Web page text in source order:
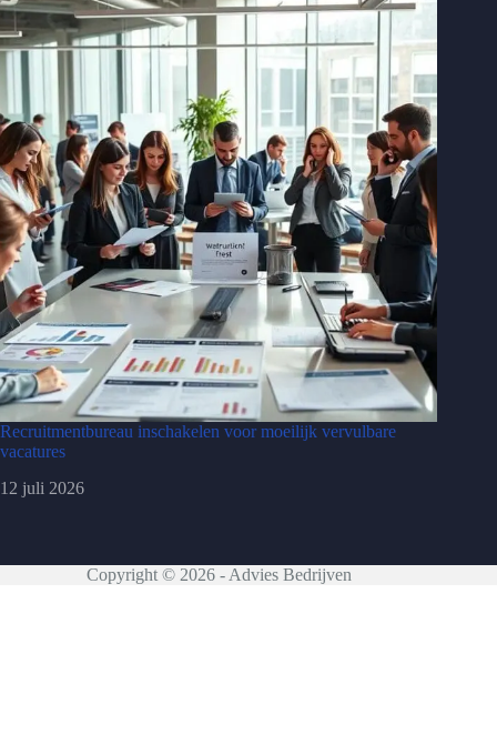
Recruitmentbureau inschakelen voor moeilijk vervulbare
vacatures
12 juli 2026
Copyright © 2026 - Advies Bedrijven